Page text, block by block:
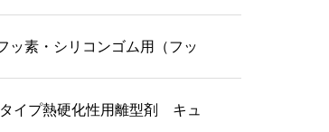
ッ素・シリコンゴム用（フッ
タイプ）
イプ熱硬化性用離型剤 キュ